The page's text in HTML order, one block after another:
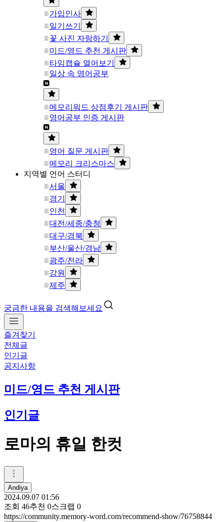
가입인사
일기쓰기
꽃 사진 자랑하기
미드/영드 추천 게시판
타임캡슐 열어보기
일상 속 영어공부
메모리워드 상점후기 게시판
영어공부 인증 게시판
영어 질문 게시판
메모리 크리스마스
지역별 언어 스터디
서울
경기
인천
대전/세종/충청
대구/경북
부산/울산/경남
광주/전라
강원
제주
궁금한 내용을 검색해보세요
즐겨찾기
전체글
인기글
공지사항
미드/영드 추천 게시판
인기글
로마의 휴일 한컷
Andiya
2024.09.07 01:56
조회 46추천 0스크랩 0
https://community.memory-word.com/recommend-show/76758844